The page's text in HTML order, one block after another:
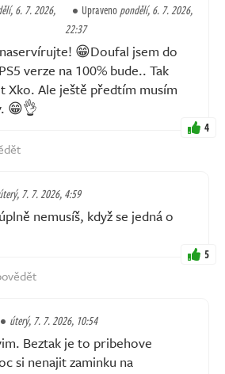
6. 7. 2026,
Upravenopondělí, 6. 7. 2026,
22:37
😁Doufal jsem do
verze na 100% bude.. Tak
Xko. Ale ještě předtím musím
😁👌
4
7. 7. 2026, 4:59
nemusíš, když se jedná o
5
úterý, 7. 7. 2026, 10:54
Beztak je to pribehove
si nenajit zaminku na